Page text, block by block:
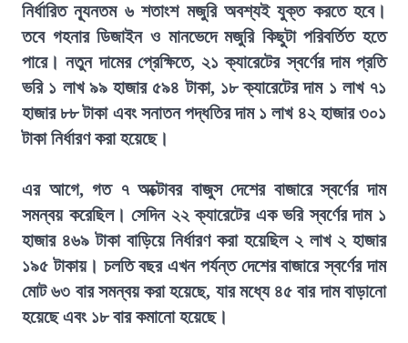
নির্ধারিত ন্যূনতম ৬ শতাংশ মজুরি অবশ্যই যুক্ত করতে হবে।
তবে গহনার ডিজাইন ও মানভেদে মজুরি কিছুটা পরিবর্তিত হতে
পারে। নতুন দামের প্রেক্ষিতে, ২১ ক্যারেটের স্বর্ণের দাম প্রতি
ভরি ১ লাখ ৯৯ হাজার ৫৯৪ টাকা, ১৮ ক্যারেটের দাম ১ লাখ ৭১
হাজার ৮৮ টাকা এবং সনাতন পদ্ধতির দাম ১ লাখ ৪২ হাজার ৩০১
টাকা নির্ধারণ করা হয়েছে।
এর আগে, গত ৭ অক্টোবর বাজুস দেশের বাজারে স্বর্ণের দাম
সমন্বয় করেছিল। সেদিন ২২ ক্যারেটের এক ভরি স্বর্ণের দাম ১
হাজার ৪৬৯ টাকা বাড়িয়ে নির্ধারণ করা হয়েছিল ২ লাখ ২ হাজার
১৯৫ টাকায়। চলতি বছর এখন পর্যন্ত দেশের বাজারে স্বর্ণের দাম
মোট ৬৩ বার সমন্বয় করা হয়েছে, যার মধ্যে ৪৫ বার দাম বাড়ানো
হয়েছে এবং ১৮ বার কমানো হয়েছে।